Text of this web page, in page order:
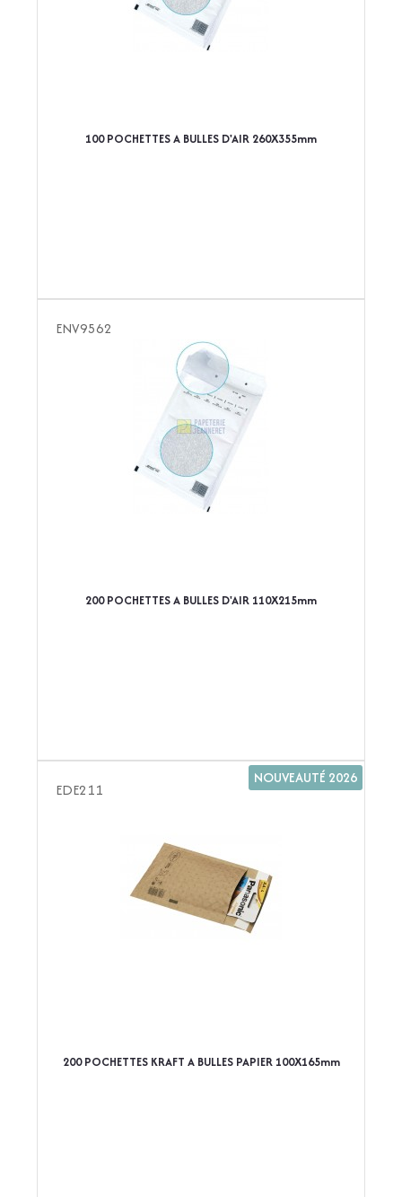
100 POCHETTES A BULLES D'AIR 260X355mm
ENV9562
200 POCHETTES A BULLES D'AIR 110X215mm
EDE211
NOUVEAUTÉ 2026
200 POCHETTES KRAFT A BULLES PAPIER 100X165mm